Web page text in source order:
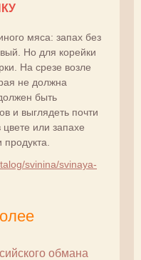
мяса: запах без
Но для корейки
На срезе возле
не должна
быть
и выглядеть почти
или запахе
svinina/svinaya-
обмана